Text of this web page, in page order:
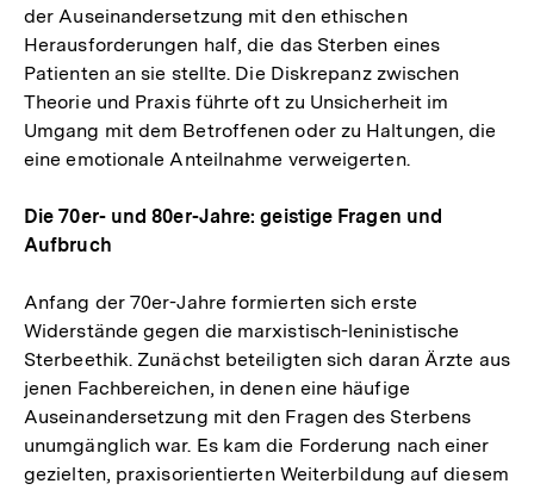
der Auseinandersetzung mit den ethischen
Herausforderungen half, die das Sterben eines
Patienten an sie stellte. Die Diskrepanz zwischen
Theorie und Praxis führte oft zu Unsicherheit im
Umgang mit dem Betroffenen oder zu Haltungen, die
eine emotionale Anteilnahme verweigerten.
Die 70er- und 80er-Jahre: geistige Fragen und
Aufbruch
Anfang der 70er-Jahre formierten sich erste
Widerstände gegen die marxistisch-leninistische
Sterbeethik. Zunächst beteiligten sich daran Ärzte aus
jenen Fachbereichen, in denen eine häufige
Auseinandersetzung mit den Fragen des Sterbens
unumgänglich war. Es kam die Forderung nach einer
gezielten, praxisorientierten Weiterbildung auf diesem